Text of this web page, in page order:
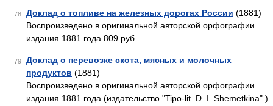
78 Доклад о топливе на железных дорогах России (1881)
Воспроизведено в оригинальной авторской орфографии
издания 1881 года 809 руб
79
Доклад о перевозке скота, мясных и молочных
продуктов (1881)
Воспроизведено в оригинальной авторской орфографии
издания 1881 года (издательство "Tipo-lit. D. I. Shemetkina" )